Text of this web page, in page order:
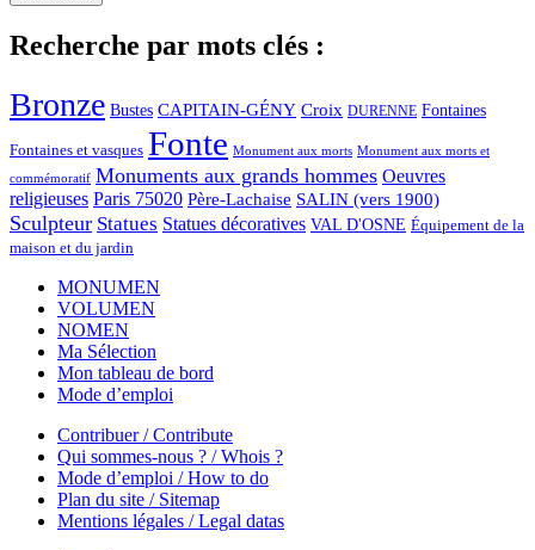
Recherche par mots clés :
Bronze Bustes CAPITAIN-GÉNY Croix DURENNE Fontaines
Fontaines et vasques Fonte Monument aux morts Monument aux morts et
commémoratif Monuments aux grands hommes Oeuvres
religieuses Paris 75020 Père-Lachaise SALIN (vers 1900)
Sculpteur Statues Statues décoratives VAL D'OSNE Équipement de la
maison et du jardin
MONUMEN
VOLUMEN
NOMEN
Ma Sélection
Mon tableau de bord
Mode d’emploi
Contribuer / Contribute
Qui sommes-nous ? / Whois ?
Mode d’emploi / How to do
Plan du site / Sitemap
Mentions légales / Legal datas